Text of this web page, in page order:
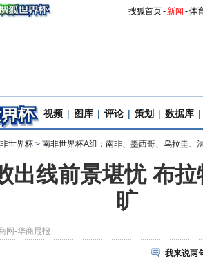
搜狐首页-新闻 -体
视频 | 图库 | 评论 | 策划 | 数据库 |
世界杯 > 南非世界杯A组：南非、墨西哥、乌拉圭、
出线前景堪忧 布
旷
网-华商晨报
我来说两